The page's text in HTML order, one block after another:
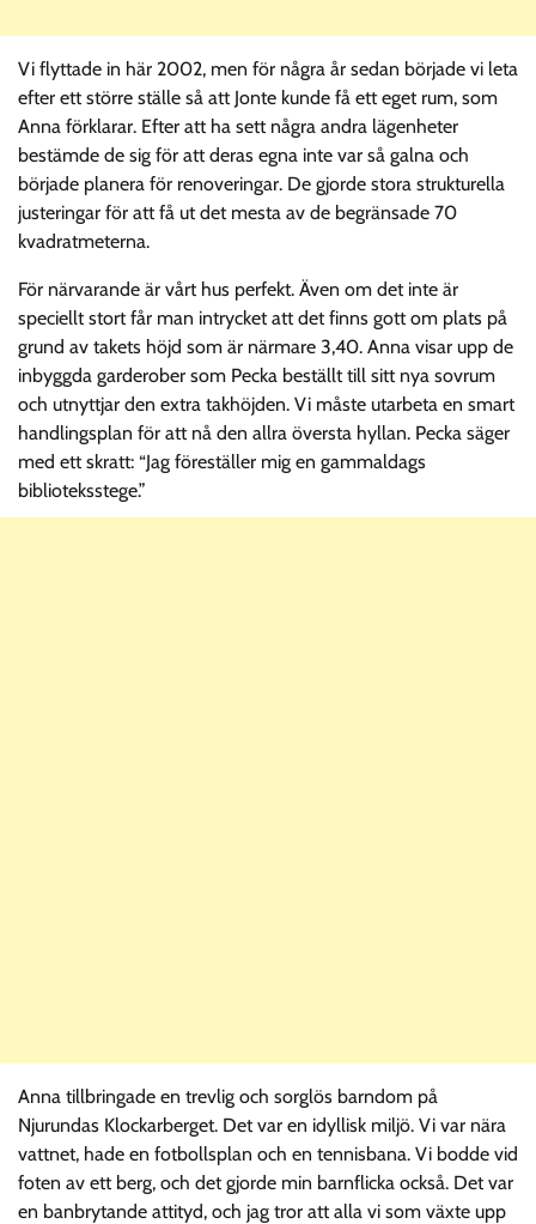
Vi flyttade in här 2002, men för några år sedan började vi leta
efter ett större ställe så att Jonte kunde få ett eget rum, som
Anna förklarar. Efter att ha sett några andra lägenheter
bestämde de sig för att deras egna inte var så galna och
började planera för renoveringar. De gjorde stora strukturella
justeringar för att få ut det mesta av de begränsade 70
kvadratmeterna.
För närvarande är vårt hus perfekt. Även om det inte är
speciellt stort får man intrycket att det finns gott om plats på
grund av takets höjd som är närmare 3,40. Anna visar upp de
inbyggda garderober som Pecka beställt till sitt nya sovrum
och utnyttjar den extra takhöjden. Vi måste utarbeta en smart
handlingsplan för att nå den allra översta hyllan. Pecka säger
med ett skratt: “Jag föreställer mig en gammaldags
biblioteksstege.”
Anna tillbringade en trevlig och sorglös barndom på
Njurundas Klockarberget. Det var en idyllisk miljö. Vi var nära
vattnet, hade en fotbollsplan och en tennisbana. Vi bodde vid
foten av ett berg, och det gjorde min barnflicka också. Det var
en banbrytande attityd, och jag tror att alla vi som växte upp